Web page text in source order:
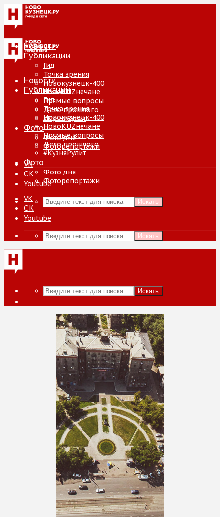
Новости
Публикации
Гид
Точка зрения
Новокузнецк-400
НовоKUZнечане
Прямые вопросы
Дело прошлого
#КузняРулит
Фото
Фото дня
Фоторепортажи
VK
ОК
Youtube
Искать
Новости
Публикации
Гид
Точка зрения
Новокузнецк-400
НовоKUZнечане
Прямые вопросы
Дело прошлого
#КузняРулит
Фото
Фото дня
Фоторепортажи
VK
ОК
Youtube
Искать
Искать